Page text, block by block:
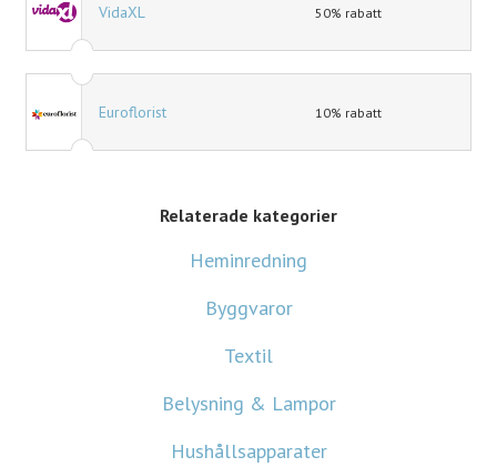
VidaXL 50% rabatt
Euroflorist 10% rabatt
Relaterade kategorier
Heminredning
Byggvaror
Textil
Belysning & Lampor
Hushållsapparater